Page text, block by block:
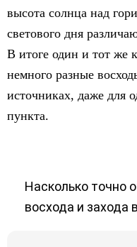
высота солнца над
светового дня
В итоге один и тот же
немного разные
источниках, даже для
пункта.
Насколько точно
восхода и захода